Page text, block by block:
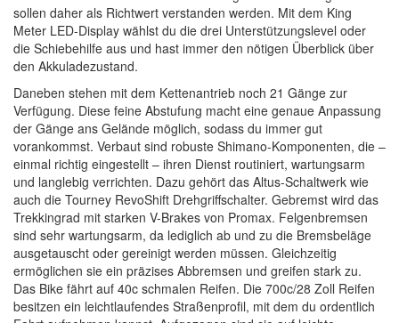
sollen daher als Richtwert verstanden werden. Mit dem King
Meter LED-Display wählst du die drei Unterstützungslevel oder
die Schiebehilfe aus und hast immer den nötigen Überblick über
den Akkuladezustand.
Daneben stehen mit dem Kettenantrieb noch 21 Gänge zur
Verfügung. Diese feine Abstufung macht eine genaue Anpassung
der Gänge ans Gelände möglich, sodass du immer gut
vorankommst. Verbaut sind robuste Shimano-Komponenten, die –
einmal richtig eingestellt – ihren Dienst routiniert, wartungsarm
und langlebig verrichten. Dazu gehört das Altus-Schaltwerk wie
auch die Tourney RevoShift Drehgriffschalter. Gebremst wird das
Trekkingrad mit starken V-Brakes von Promax. Felgenbremsen
sind sehr wartungsarm, da lediglich ab und zu die Bremsbeläge
ausgetauscht oder gereinigt werden müssen. Gleichzeitig
ermöglichen sie ein präzises Abbremsen und greifen stark zu.
Das Bike fährt auf 40c schmalen Reifen. Die 700c/28 Zoll Reifen
besitzen ein leichtlaufendes Straßenprofil, mit dem du ordentlich